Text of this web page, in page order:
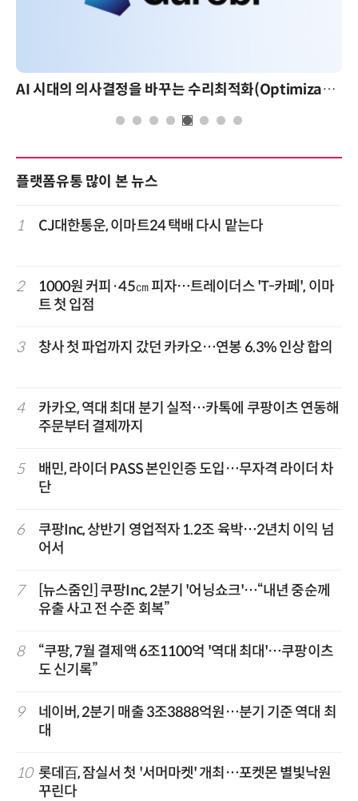
AI 시대의 의사결정을 바꾸는 수리최적화(Optimization): 실제 산업 적용 사례와 활용 전략
플랫폼유통 많이 본 뉴스
1 CJ대한통운, 이마트24 택배 다시 맡는다
2
1000원 커피·45㎝ 피자…트레이더스 'T-카페', 이마
트 첫 입점
3 창사 첫 파업까지 갔던 카카오…연봉 6.3% 인상 합의
4
카카오, 역대 최대 분기 실적…카톡에 쿠팡이츠 연동해
주문부터 결제까지
5
배민, 라이더 PASS 본인인증 도입…무자격 라이더 차
단
6
쿠팡Inc, 상반기 영업적자 1.2조 육박…2년치 이익 넘
어서
7
[뉴스줌인] 쿠팡Inc, 2분기 '어닝쇼크'…“내년 중순께
유출 사고 전 수준 회복”
8
“쿠팡, 7월 결제액 6조1100억 '역대 최대'…쿠팡이츠
도 신기록”
9
네이버, 2분기 매출 3조3888억원…분기 기준 역대 최
대
10 롯데百, 잠실서 첫 '서머마켓' 개최…포켓몬 별빛낙원
꾸린다